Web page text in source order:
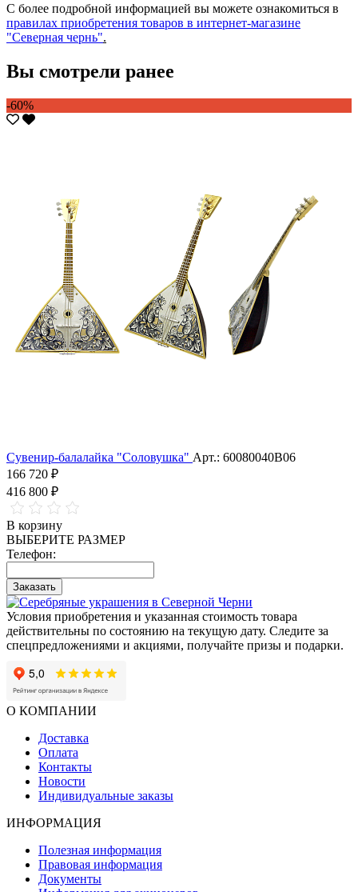
С более подробной информацией вы можете ознакомиться в
правилах приобретения товаров в интернет-магазине
"Северная чернь".
Вы смотрели ранее
-60%
Сувенир-балалайка "Соловушка" Арт.: 60080040В06
166 720 ₽
416 800 ₽
В корзину
ВЫБЕРИТЕ РАЗМЕР
Телефон:
Заказать
Условия приобретения и указанная стоимость товара
действительны по состоянию на текущую дату. Следите за
спецпредложениями и акциями, получайте призы и подарки.
О КОМПАНИИ
Доставка
Оплата
Контакты
Новости
Индивидуальные заказы
ИНФОРМАЦИЯ
Полезная информация
Правовая информация
Документы